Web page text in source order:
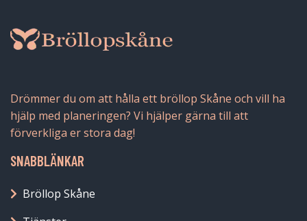
Drömmer du om att hålla ett bröllop Skåne och vill ha
hjälp med planeringen? Vi hjälper gärna till att
förverkliga er stora dag!
SNABBLÄNKAR
Bröllop Skåne